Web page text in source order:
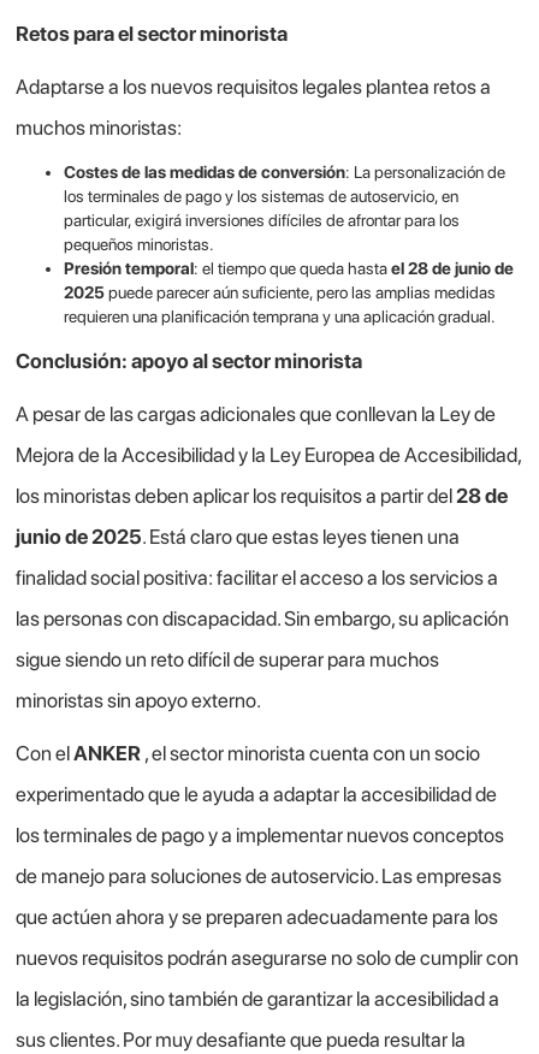
Retos para el sector minorista
Adaptarse a los nuevos requisitos legales plantea retos a
muchos minoristas:
Costes de las medidas de conversión: La personalización de
los terminales de pago y los sistemas de autoservicio, en
particular, exigirá inversiones difíciles de afrontar para los
pequeños minoristas.
Presión temporal: el tiempo que queda hastael 28 de junio de
2025puede parecer aún suficiente, pero las amplias medidas
requieren una planificación temprana y una aplicación gradual.
Conclusión: apoyo al sector minorista
A pesar de las cargas adicionales que conllevan la Ley de
Mejora de la Accesibilidad y la Ley Europea de Accesibilidad,
los minoristas deben aplicar los requisitos a partir del28 de
junio de 2025. Está claro que estas leyes tienen una
finalidad social positiva: facilitar el acceso a los servicios a
las personas con discapacidad. Sin embargo, su aplicación
sigue siendo un reto difícil de superar para muchos
minoristas sin apoyo externo.
Con elANKER , el sector minorista cuenta con un socio
experimentado que le ayuda a adaptar la accesibilidad de
los terminales de pago y a implementar nuevos conceptos
de manejo para soluciones de autoservicio. Las empresas
que actúen ahora y se preparen adecuadamente para los
nuevos requisitos podrán asegurarse no solo de cumplir con
la legislación, sino también de garantizar la accesibilidad a
sus clientes. Por muy desafiante que pueda resultar la